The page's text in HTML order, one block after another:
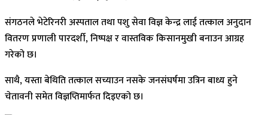
संगठनले भेटेरिनरी अस्पताल तथा पशु सेवा विज्ञ केन्द्र लाई तत्काल अनुदान
वितरण प्रणाली पारदर्शी, निष्पक्ष र वास्तविक किसानमुखी बनाउन आग्रह
गरेको छ।
साथै, यस्ता बेथिति तत्काल सच्याउन नसके जनसंघर्षमा उत्रिन बाध्य हुने
चेतावनी समेत विज्ञप्तिमार्फत दिइएको छ।